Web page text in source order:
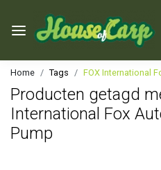
Home Tags FOX International
Producten getagd
International Fox
Pump